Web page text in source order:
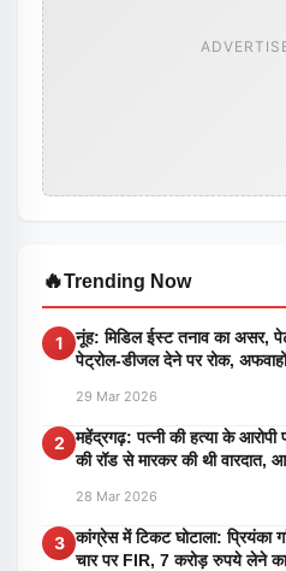
🔥Trending Now
1
नूंह: मिडिल ईस्ट तनाव का असर,
पेट्रोल-डीजल देने पर रोक,
29 Mar 2026
2
महेंद्रगढ़: पत्नी की हत्या के आरोपी
की रॉड से मारकर की थी वारदात,
28 Mar 2026
3 कांग्रेस में टिकट घोटाला: प्रियंका
चार पर FIR, 7 करोड़ रुपये लेने